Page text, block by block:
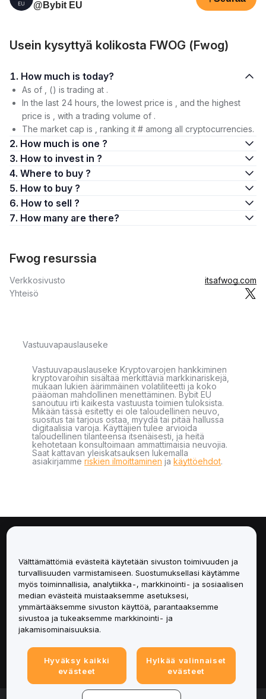
@Bybit EU
Usein kysyttyä kolikosta FWOG (Fwog)
1. How much is today?
As of , () is trading at .
In the last 24 hours, the lowest price is , and the highest
price is , with a trading volume of .
The market cap is , ranking it # among all cryptocurrencies.
2. How much is one ?
3. How to invest in ?
4. Where to buy ?
5. How to buy ?
6. How to sell ?
7. How many are there?
Fwog resurssia
Verkkosivusto
itsafwog.com
Yhteisö
Vastuuvapauslauseke
Vastuuvapauslauseke Kryptovarojen hankkiminen
kryptovaroihin sisältää merkittäviä markkinariskejä,
mukaan lukien äärimmäinen volatiliteetti ja koko
pääoman mahdollinen menettäminen. Bybit EU
sanoutuu irti kaikesta vastuusta toimien tuloksista.
Mikään tässä esitetty ei ole taloudellinen neuvo,
suositus tai tarjous ostaa, myydä tai pitää hallussa
digitaalisia varoja. Käyttäjien tulee arvioida
taloudellinen tilanteensa itsenäisesti, ja heitä
kehotetaan konsultoimaan ammattimaisia neuvojia.
Saat kattavan yleiskatsauksen lukemalla
asiakirjamme riskien ilmoittaminen ja käyttöehdot.
Palvelut
Tuki
Tuotteet
Lakiasiat
Välttämättömiä evästeitä käytetään sivuston toimivuuden ja
turvallisuuden varmistamiseen. Suostumuksellasi käytämme
myös toiminnallisia, analytiikka-, markkinointi- ja sosiaalisen
median evästeitä muistaaksemme asetuksesi,
ymmärtääksemme sivuston käyttöä, parantaaksemme
sivustoa ja tukeaksemme markkinointi- ja
jakamisominaisuuksia.
Hyväksy kaikki
evästeet
Hylkää valinnaiset
evästeet